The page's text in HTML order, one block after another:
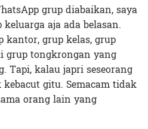
grup diabaikan, saya
aja ada belasan.
kantor, grup kelas, grup
grup tongkrongan yang
Tapi, kalau japri seseorang
gitu. Semacam tidak
orang lain yang